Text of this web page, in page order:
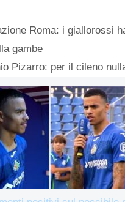
Roma: i giallorossi
gambe
Pizarro: per il cileno